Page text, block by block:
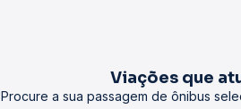
Viações que
Procure a sua passagem de ônibus